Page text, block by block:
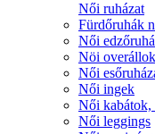
Női ruházat
Fürdőruhák
Női
Nöi overállok
Női
Női ingek
Női kabátok,
Női leggings